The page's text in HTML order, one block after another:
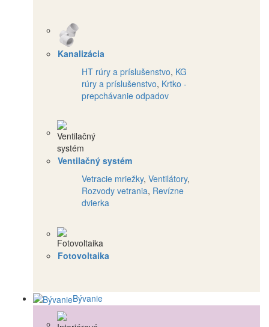
Kanalizácia
HT rúry a príslušenstvo, KG
rúry a príslušenstvo, Krtko -
prepchávanie odpadov
Ventilačný systém
Vetracie mriežky, Ventilátory,
Rozvody vetrania, Revízne
dvierka
Fotovoltaika
Bývanie